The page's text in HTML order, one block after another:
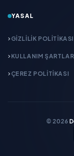
YASAL
GIZLILIK POLITIKASI
KULLANIM
ÇEREZ POLITIKASI
© 2026